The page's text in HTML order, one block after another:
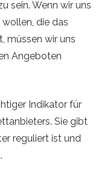
sein. Wenn wir uns
die das
müssen wir uns
Angeboten
Indikator für
Sie gibt
reguliert ist und